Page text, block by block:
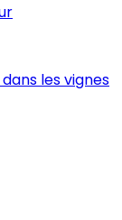
les vignes